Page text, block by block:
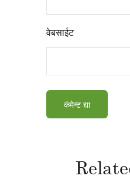
वेबसाईट